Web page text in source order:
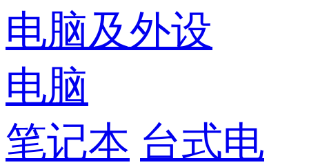
电脑及外设
电脑
笔记本 台式电